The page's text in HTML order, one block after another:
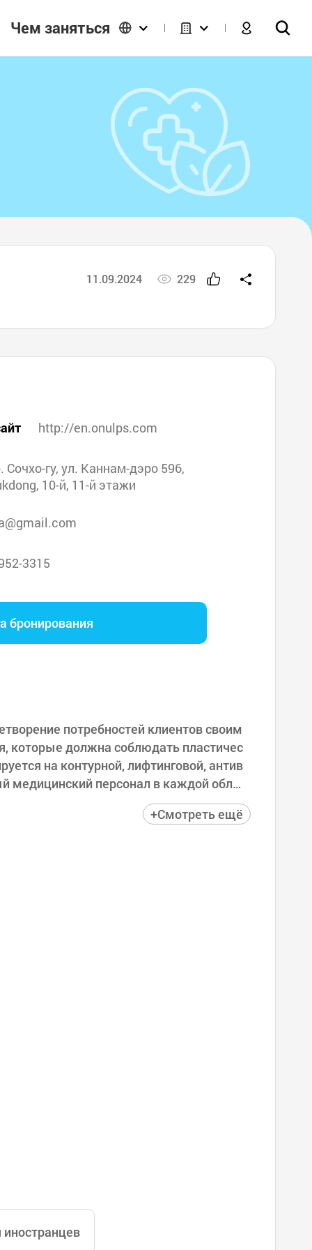
Чем заняться
11.09.2024 229
http://en.onulps.com
Сочхо-гу, ул. Каннам-дэро 596,
10-й, 11-й этажи
3315
бронирования
потребностей клиентов своим
которые должна соблюдать пластичес
на контурной, лифтинговой, антив
медицинский персонал в каждой облас
процесс от консультации до послеопе
ответственности, являяс
на ее уникальных технологиях, увер
на клиента, и стремится нести полную
+Смотреть ещё